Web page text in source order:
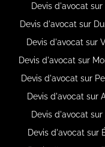
Devis d'avocat
Devis d'avocat sur
Devis d'avocat sur
Devis d'avocat sur
Devis d'avocat sur
Devis d'avocat sur
Devis d'avocat
Devis d'avocat sur